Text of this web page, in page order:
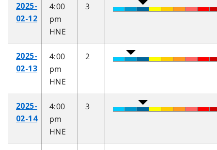
2025-
02-12
4:00
pm
HNE
3
2025-
02-13
4:00
pm
HNE
2
2025-
02-14
4:00
pm
HNE
3